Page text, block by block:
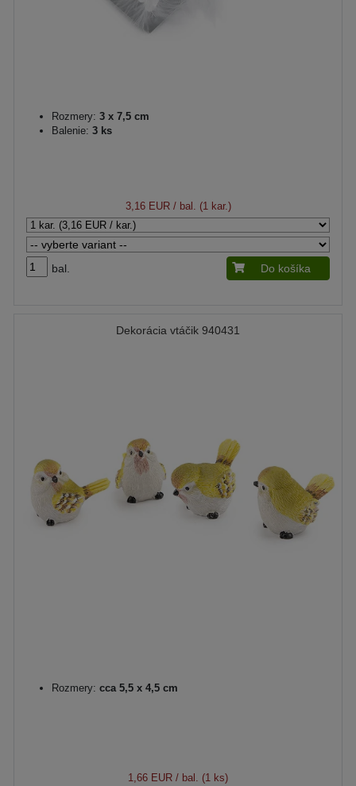
Rozmery: 3 x 7,5 cm
Balenie: 3 ks
3,16 EUR/ bal. (1 kar.)
bal. Do košíka
Dekorácia vtáčik 940431
Rozmery: cca 5,5 x 4,5 cm
1,66 EUR / bal. (1 ks)